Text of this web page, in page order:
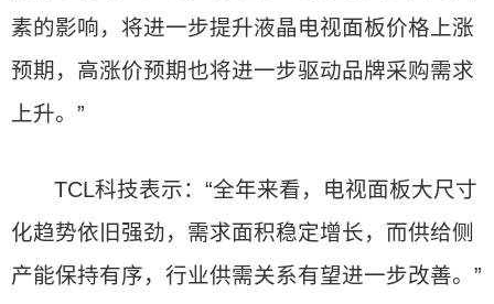
素的影响，将进一步提升液晶电视面板价格上涨
预期，高涨价预期也将进一步驱动品牌采购需求
上升。”
TCL科技表示：“全年来看，电视面板大尺寸
化趋势依旧强劲，需求面积稳定增长，而供给侧
产能保持有序，行业供需关系有望进一步改善。”